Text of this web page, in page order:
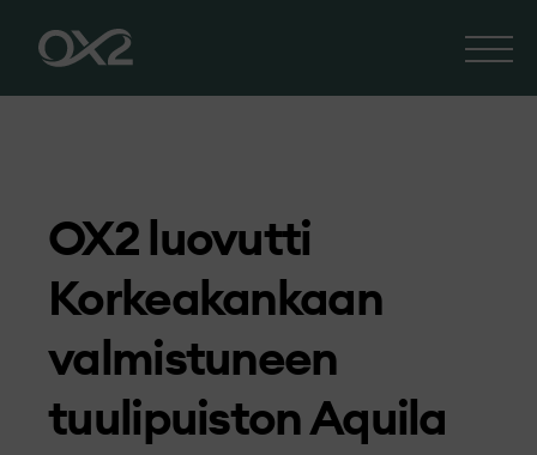
OX2 luovutti
Korkeakankaan
valmistuneen
tuulipuiston Aquila